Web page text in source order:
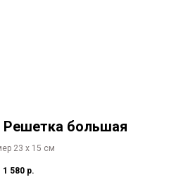
большая
23 х 15 см
1 580 р.